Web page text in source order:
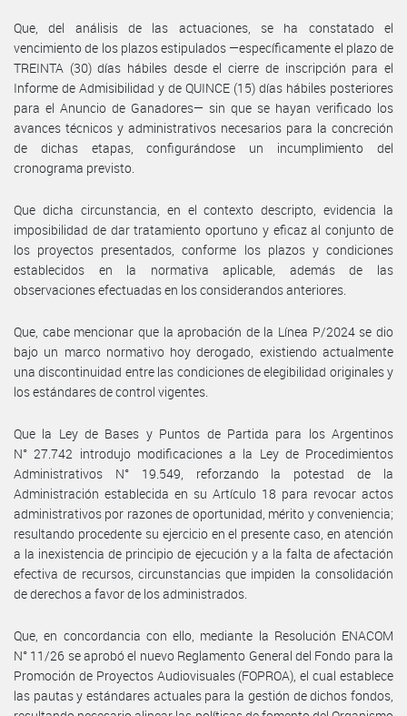
Que, del análisis de las actuaciones, se ha constatado el
vencimiento de los plazos estipulados —específicamente el plazo de
TREINTA (30) días hábiles desde el cierre de inscripción para el
Informe de Admisibilidad y de QUINCE (15) días hábiles posteriores
para el Anuncio de Ganadores— sin que se hayan verificado los
avances técnicos y administrativos necesarios para la concreción
de dichas etapas, configurándose un incumplimiento del
cronograma previsto.
Que dicha circunstancia, en el contexto descripto, evidencia la
imposibilidad de dar tratamiento oportuno y eficaz al conjunto de
los proyectos presentados, conforme los plazos y condiciones
establecidos en la normativa aplicable, además de las
observaciones efectuadas en los considerandos anteriores.
Que, cabe mencionar que la aprobación de la Línea P/2024 se dio
bajo un marco normativo hoy derogado, existiendo actualmente
una discontinuidad entre las condiciones de elegibilidad originales y
los estándares de control vigentes.
Que la Ley de Bases y Puntos de Partida para los Argentinos
N° 27.742 introdujo modificaciones a la Ley de Procedimientos
Administrativos N° 19.549, reforzando la potestad de la
Administración establecida en su Artículo 18 para revocar actos
administrativos por razones de oportunidad, mérito y conveniencia;
resultando procedente su ejercicio en el presente caso, en atención
a la inexistencia de principio de ejecución y a la falta de afectación
efectiva de recursos, circunstancias que impiden la consolidación
de derechos a favor de los administrados.
Que, en concordancia con ello, mediante la Resolución ENACOM
N° 11/26 se aprobó el nuevo Reglamento General del Fondo para la
Promoción de Proyectos Audiovisuales (FOPROA), el cual establece
las pautas y estándares actuales para la gestión de dichos fondos,